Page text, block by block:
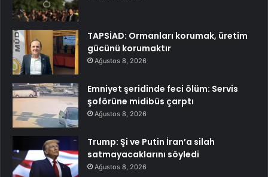
TAPSİAD: Ormanları korumak, üretim
gücünü korumaktır
Ağustos 8, 2026
Emniyet şeridinde feci ölüm: Servis
şoförüne midibüs çarptı
Ağustos 8, 2026
Trump: Şi ve Putin İran’a silah
satmayacaklarını söyledi
Ağustos 8, 2026